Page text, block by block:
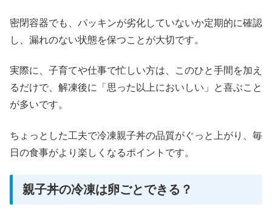
密閉容器でも、パッキンが劣化していないか定期的に確認
し、漏れのない状態を保つことが大切です。
実際に、子育てや仕事で忙しい方は、このひと手間を加え
るだけで、解凍後に「思った以上においしい」と喜ぶこと
が多いです。
ちょっとした工夫で冷凍親子丼の品質がぐっと上がり、毎
日の食事がより楽しくなるポイントです。
親子丼の冷凍は卵ごとできる？